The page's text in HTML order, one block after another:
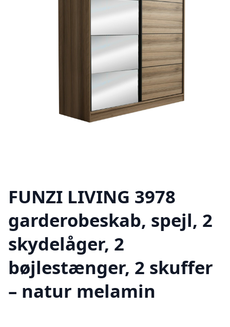
FUNZI LIVING 3978
garderobeskab, spejl, 2
skydelåger, 2
bøjlestænger, 2 skuffer
– natur melamin